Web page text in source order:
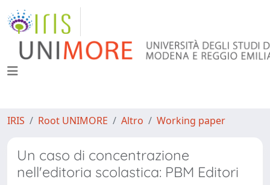
IRIS Root UNIMORE Altro Working paper
Un caso di concentrazione
nell'editoria scolastica: PBM Editori